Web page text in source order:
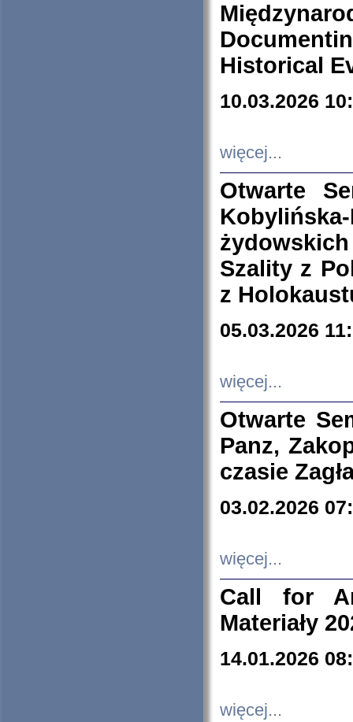
Historical
10.03.2026
więcej...
Otwarte
Szality z
z
05.03.2026
więcej...
Otwarte
Panz,
czasie
03.02.2026
więcej...
Call for
Materiały
14.01.2026
więcej...